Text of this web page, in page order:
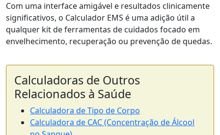
Com uma interface amigável e resultados clinicamente
significativos, o Calculador EMS é uma adição útil a
qualquer kit de ferramentas de cuidados focado em
envelhecimento, recuperação ou prevenção de quedas.
Calculadoras de Outros
Relacionados à Saúde
Calculadora de Tipo de Corpo
Calculadora de CAC (Concentração de Álcool